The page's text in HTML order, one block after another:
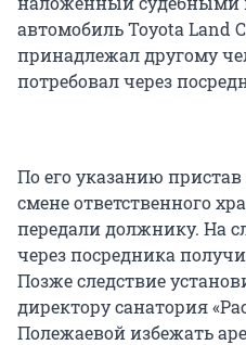
автомобиль Toyota Land
принадлежал другому
потребовал через
По его указанию
смене ответственного
передали должнику. На
через посредника
Позже следствие
директору санатория
Полежаевой избежать